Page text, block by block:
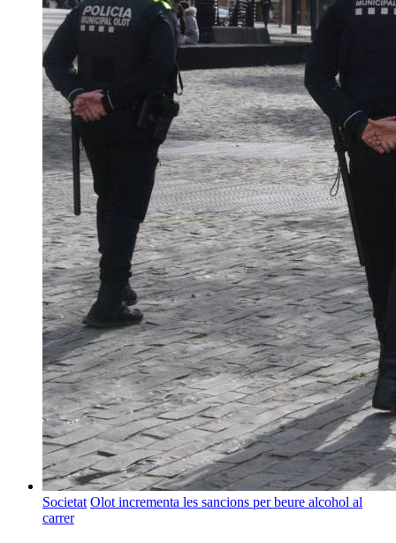
Societat Olot incrementa les sancions per beure alcohol al
carrer